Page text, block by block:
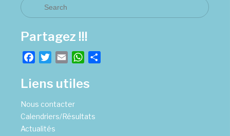
Partagez !!!
Facebook
Twitter
Email WhatsApp
Liens utiles
Nous contacter
Calendriers/Résultats
Actualités